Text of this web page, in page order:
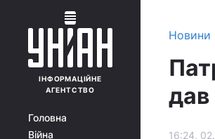
ІНФОРМАЦІЙНЕ
АГЕНТСТВО
Головна
Війна
Новини
дав
16:24,